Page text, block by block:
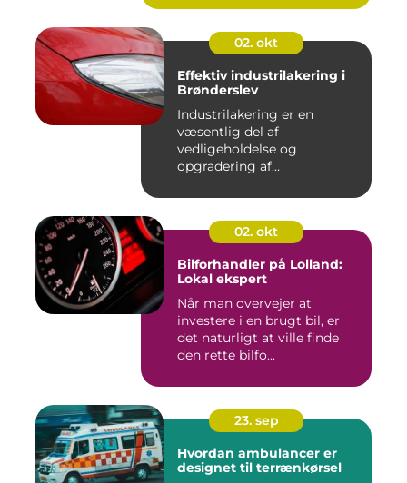
02. okt
Effektiv industrilakering i
Brønderslev
Industrilakering er en
væsentlig del af
vedligeholdelse og
opgradering af
02. okt
Bilforhandler på Lolland:
Lokal ekspert
Når man overvejer at
investere i en brugt bil, er
det naturligt at ville finde
den rette bilfo...
23. sep
Hvordan ambulancer er
designet til terrænkørsel